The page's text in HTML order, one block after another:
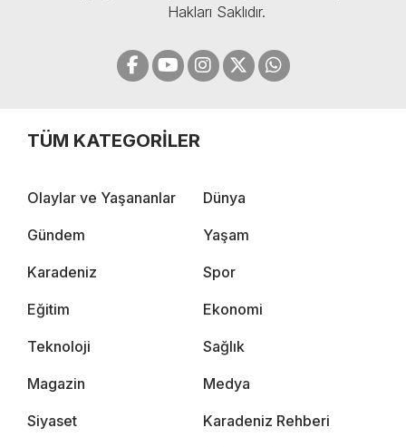
Hakları Saklıdır.
TÜM KATEGORİLER
Olaylar ve Yaşananlar Dünya
Gündem Yaşam
Karadeniz Spor
Eğitim Ekonomi
Teknoloji Sağlık
Magazin Medya
Siyaset Karadeniz Rehberi